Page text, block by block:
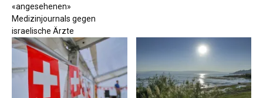
«angesehenen»
Medizinjournals gegen
israelische Ärzte